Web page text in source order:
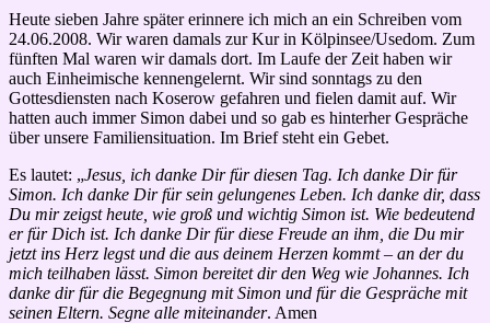
Heute sieben Jahre später erinnere ich mich an ein Schreiben vom
24.06.2008. Wir waren damals zur Kur in Kölpinsee/Usedom. Zum
fünften Mal waren wir damals dort. Im Laufe der Zeit haben wir
auch Einheimische kennengelernt. Wir sind sonntags zu den
Gottesdiensten nach Koserow gefahren und fielen damit auf. Wir
hatten auch immer Simon dabei und so gab es hinterher Gespräche
über unsere Familiensituation. Im Brief steht ein Gebet.
Es lautet: „Jesus, ich danke Dir für diesen Tag. Ich danke Dir für
Simon. Ich danke Dir für sein gelungenes Leben. Ich danke dir, dass
Du mir zeigst heute, wie groß und wichtig Simon ist. Wie bedeutend
er für Dich ist. Ich danke Dir für diese Freude an ihm, die Du mir
jetzt ins Herz legst und die aus deinem Herzen kommt – an der du
mich teilhaben lässt. Simon bereitet dir den Weg wie Johannes. Ich
danke dir für die Begegnung mit Simon und für die Gespräche mit
seinen Eltern. Segne alle miteinander. Amen